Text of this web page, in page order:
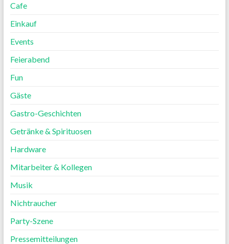
Cafe
Einkauf
Events
Feierabend
Fun
Gäste
Gastro-Geschichten
Getränke & Spirituosen
Hardware
Mitarbeiter & Kollegen
Musik
Nichtraucher
Party-Szene
Pressemitteilungen